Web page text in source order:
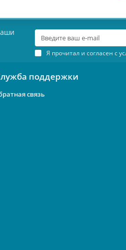
Я прочитал и согласен с
поддержки
связь